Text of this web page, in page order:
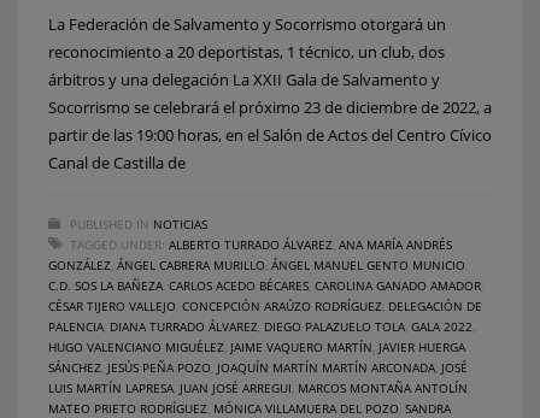
La Federación de Salvamento y Socorrismo otorgará un
reconocimiento a 20 deportistas, 1 técnico, un club, dos
árbitros y una delegación La XXII Gala de Salvamento y
Socorrismo se celebrará el próximo 23 de diciembre de 2022, a
partir de las 19:00 horas, en el Salón de Actos del Centro Cívico
Canal de Castilla de
PUBLISHED IN NOTICIAS
TAGGED UNDER: ALBERTO TURRADO ÁLVAREZ ANA MARÍA ANDRÉS
GONZÁLEZ ÁNGEL CABRERA MURILLO ÁNGEL MANUEL GENTO MUNICIO
C.D. SOS LA BAÑEZA CARLOS ACEDO BÉCARES CAROLINA GANADO AMADOR
CÉSAR TIJERO VALLEJO CONCEPCIÓN ARAÚZO RODRÍGUEZ DELEGACIÓN DE
PALENCIA DIANA TURRADO ÁLVAREZ DIEGO PALAZUELO TOLA GALA 2022
HUGO VALENCIANO MIGUÉLEZ JAIME VAQUERO MARTÍN JAVIER HUERGA
SÁNCHEZ JESÚS PEÑA POZO JOAQUÍN MARTÍN MARTÍN ARCONADA JOSÉ
LUIS MARTÍN LAPRESA JUAN JOSÉ ARREGUI MARCOS MONTAÑA ANTOLÍN
MATEO PRIETO RODRÍGUEZ MÓNICA VILLAMUERA DEL POZO SANDRA